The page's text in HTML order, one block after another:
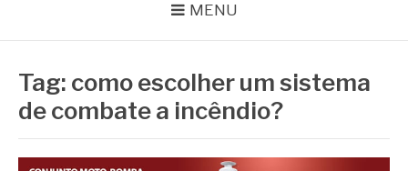
MENU
Tag: como escolher um sistema
de combate a incêndio?